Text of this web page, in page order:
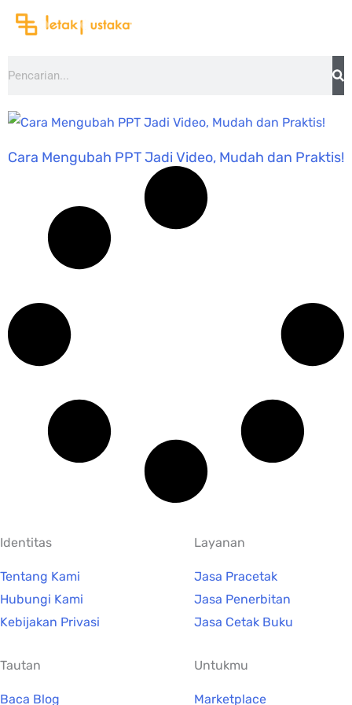
Lewati
Cara Mengubah PPT Jadi Video, Mudah dan Praktis!
Identitas
Tentang Kami
Hubungi Kami
Kebijakan Privasi
Layanan
Jasa Pracetak
Jasa Penerbitan
Jasa Cetak Buku
Tautan
Baca Blog
Untukmu
Marketplace